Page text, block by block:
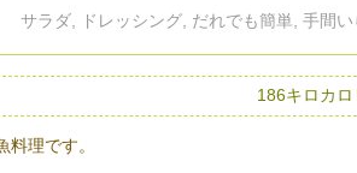
サラダ, ドレッシング, だれでも簡単, 手間い
理です。
186キロカロ